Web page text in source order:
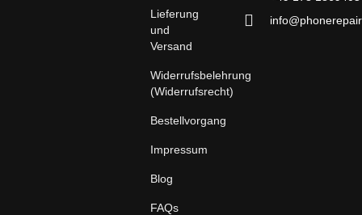
Lieferung
und
Versand
Widerrufsbelehrung
(Widerrufsrecht)
Bestellvorgang
Impressum
Blog
FAQs